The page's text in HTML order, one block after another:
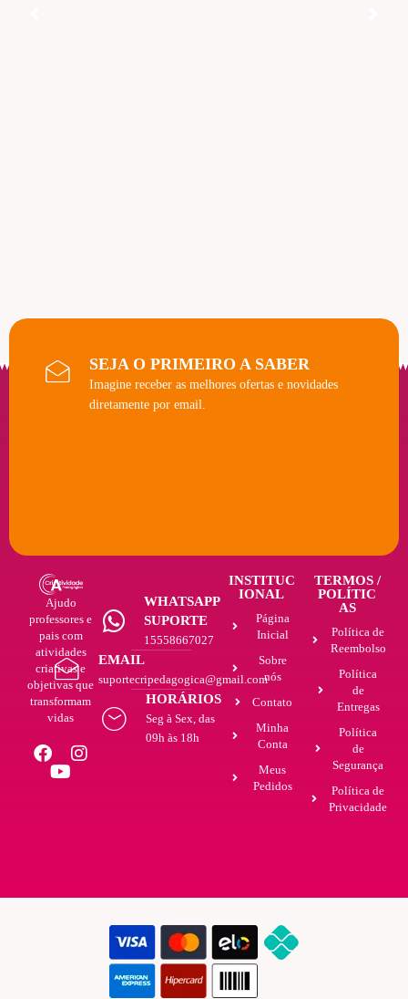
SEJA O PRIMEIRO A SABER
Imagine receber as melhores ofertas e novidades
diretamente por email.
Ajudo
professores e
pais com
atividades
criativas e
objetivas que
transformam
vidas
WHATSAPP
SUPORTE
15558667027
EMAIL
suportecripedagogica@gmail.com
HORÁRIOS
Seg à Sex, das
09h às 18h
INSTITUC
IONAL
Página
Inicial
Sobre
nós
Contato
Minha
Conta
Meus
Pedidos
TERMOS /
POLÍTIC
AS
Política de
Reembolso
Política
de
Entregas
Política
de
Segurança
Política de
Privacidade